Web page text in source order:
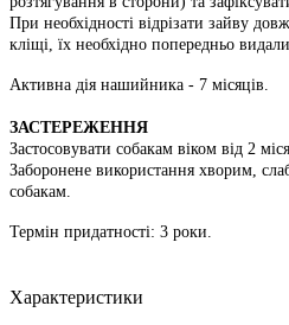
При необхідності відрізати зайву
кліщі, їх необхідно попередньо
Активна дія нашийника - 7 місяців.
ЗАСТЕРЕЖЕННЯ
Застосовувати собакам віком від 2
Заборонене використання хворим,
собакам.
Термiн придатностi: 3 роки.
Характеристики